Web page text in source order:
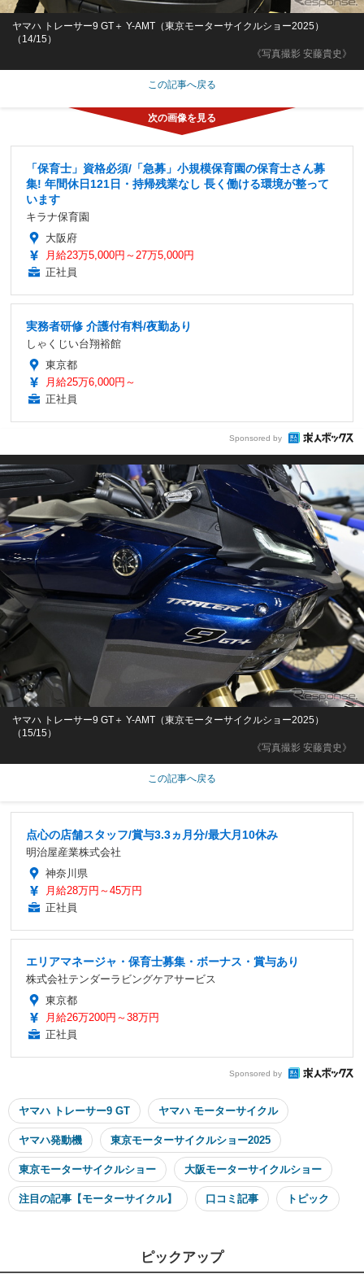
《写真撮影 安藤貴史》
ヤマハ トレーサー9 GT＋ Y-AMT（東京モーターサイクルショー2025）
（14/15）
この記事へ戻る
「保育士」資格必須/「急募」小規模保育園の保育士さん募
集! 年間休日121日・持帰残業なし 長く働ける環境が整って
います
キラナ保育園
大阪府
月給23万5,000円～27万5,000円
正社員
実務者研修 介護付有料/夜勤あり
しゃくじい台翔裕館
東京都
月給25万6,000円～
正社員
Sponsored by
《写真撮影 安藤貴史》
ヤマハ トレーサー9 GT＋ Y-AMT（東京モーターサイクルショー2025）
（15/15）
この記事へ戻る
点心の店舗スタッフ/賞与3.3ヵ月分/最大月10休み
明治屋産業株式会社
神奈川県
月給28万円～45万円
正社員
エリアマネージャ・保育士募集・ボーナス・賞与あり
株式会社テンダーラビングケアサービス
東京都
月給26万200円～38万円
正社員
Sponsored by
ヤマハ トレーサー9 GT ヤマハ モーターサイクル
ヤマハ発動機 東京モーターサイクルショー2025
東京モーターサイクルショー 大阪モーターサイクルショー
注目の記事【モーターサイクル】 口コミ記事 トピック
ピックアップ